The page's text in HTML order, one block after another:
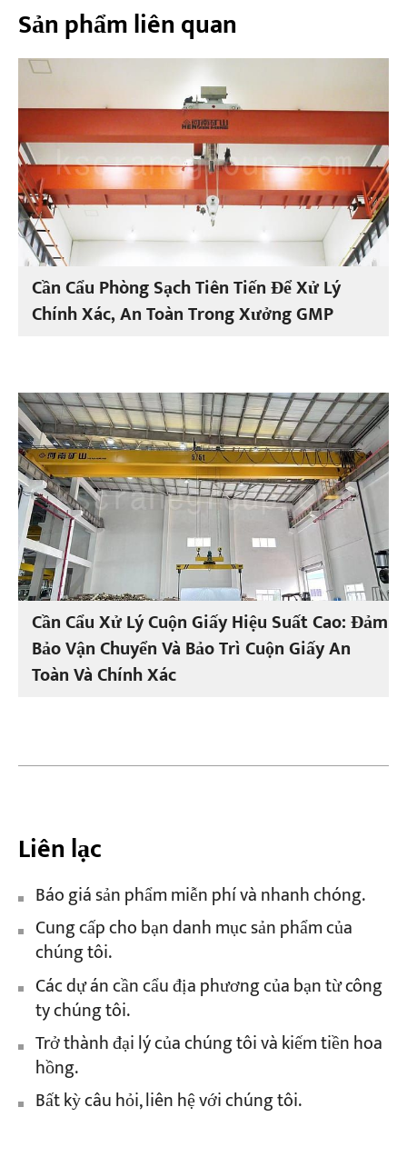
Sản phẩm liên quan
Cần Cẩu Phòng Sạch Tiên Tiến Để Xử Lý
Chính Xác, An Toàn Trong Xưởng GMP
Cần Cẩu Xử Lý Cuộn Giấy Hiệu Suất Cao: Đảm
Bảo Vận Chuyển Và Bảo Trì Cuộn Giấy An
Toàn Và Chính Xác
Liên lạc
Báo giá sản phẩm miễn phí và nhanh chóng.
Cung cấp cho bạn danh mục sản phẩm của
chúng tôi.
Các dự án cần cẩu địa phương của bạn từ công
ty chúng tôi.
Trở thành đại lý của chúng tôi và kiếm tiền hoa
hồng.
Bất kỳ câu hỏi, liên hệ với chúng tôi.